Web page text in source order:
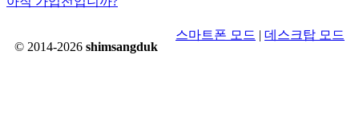
© 2014-2026 shimsangduk
스마트폰 모드 | 데스크탑 모드